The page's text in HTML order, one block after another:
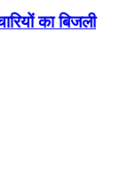
का बिजली